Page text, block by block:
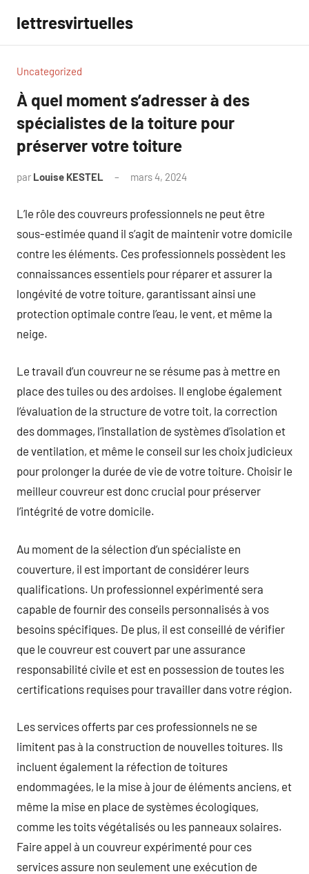
contenu
lettresvirtuelles
Uncategorized
À quel moment s’adresser à des
spécialistes de la toiture pour
préserver votre toiture
par Louise KESTEL mars 4, 2024
L’le rôle des couvreurs professionnels ne peut être
sous-estimée quand il s’agit de maintenir votre domicile
contre les éléments. Ces professionnels possèdent les
connaissances essentiels pour réparer et assurer la
longévité de votre toiture, garantissant ainsi une
protection optimale contre l’eau, le vent, et même la
neige.
Le travail d’un couvreur ne se résume pas à mettre en
place des tuiles ou des ardoises. Il englobe également
l’évaluation de la structure de votre toit, la correction
des dommages, l’installation de systèmes d’isolation et
de ventilation, et même le conseil sur les choix judicieux
pour prolonger la durée de vie de votre toiture. Choisir le
meilleur couvreur est donc crucial pour préserver
l’intégrité de votre domicile.
Au moment de la sélection d’un spécialiste en
couverture, il est important de considérer leurs
qualifications. Un professionnel expérimenté sera
capable de fournir des conseils personnalisés à vos
besoins spécifiques. De plus, il est conseillé de vérifier
que le couvreur est couvert par une assurance
responsabilité civile et est en possession de toutes les
certifications requises pour travailler dans votre région.
Les services offerts par ces professionnels ne se
limitent pas à la construction de nouvelles toitures. Ils
incluent également la réfection de toitures
endommagées, le la mise à jour de éléments anciens, et
même la mise en place de systèmes écologiques,
comme les toits végétalisés ou les panneaux solaires.
Faire appel à un couvreur expérimenté pour ces
services assure non seulement une exécution de